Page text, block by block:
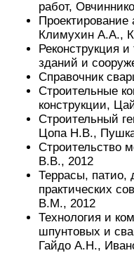
работ,
Проектирование
Климухин А.А.,
Реконструкция
зданий и
Справочник
Строительные
конструкции,
Строительный
Цопа Н.В.,
Строительство
В.В., 2012
Террасы, патио,
практических
В.М., 2012
Технология и
шпунтовых и
Гайдо А.Н.,